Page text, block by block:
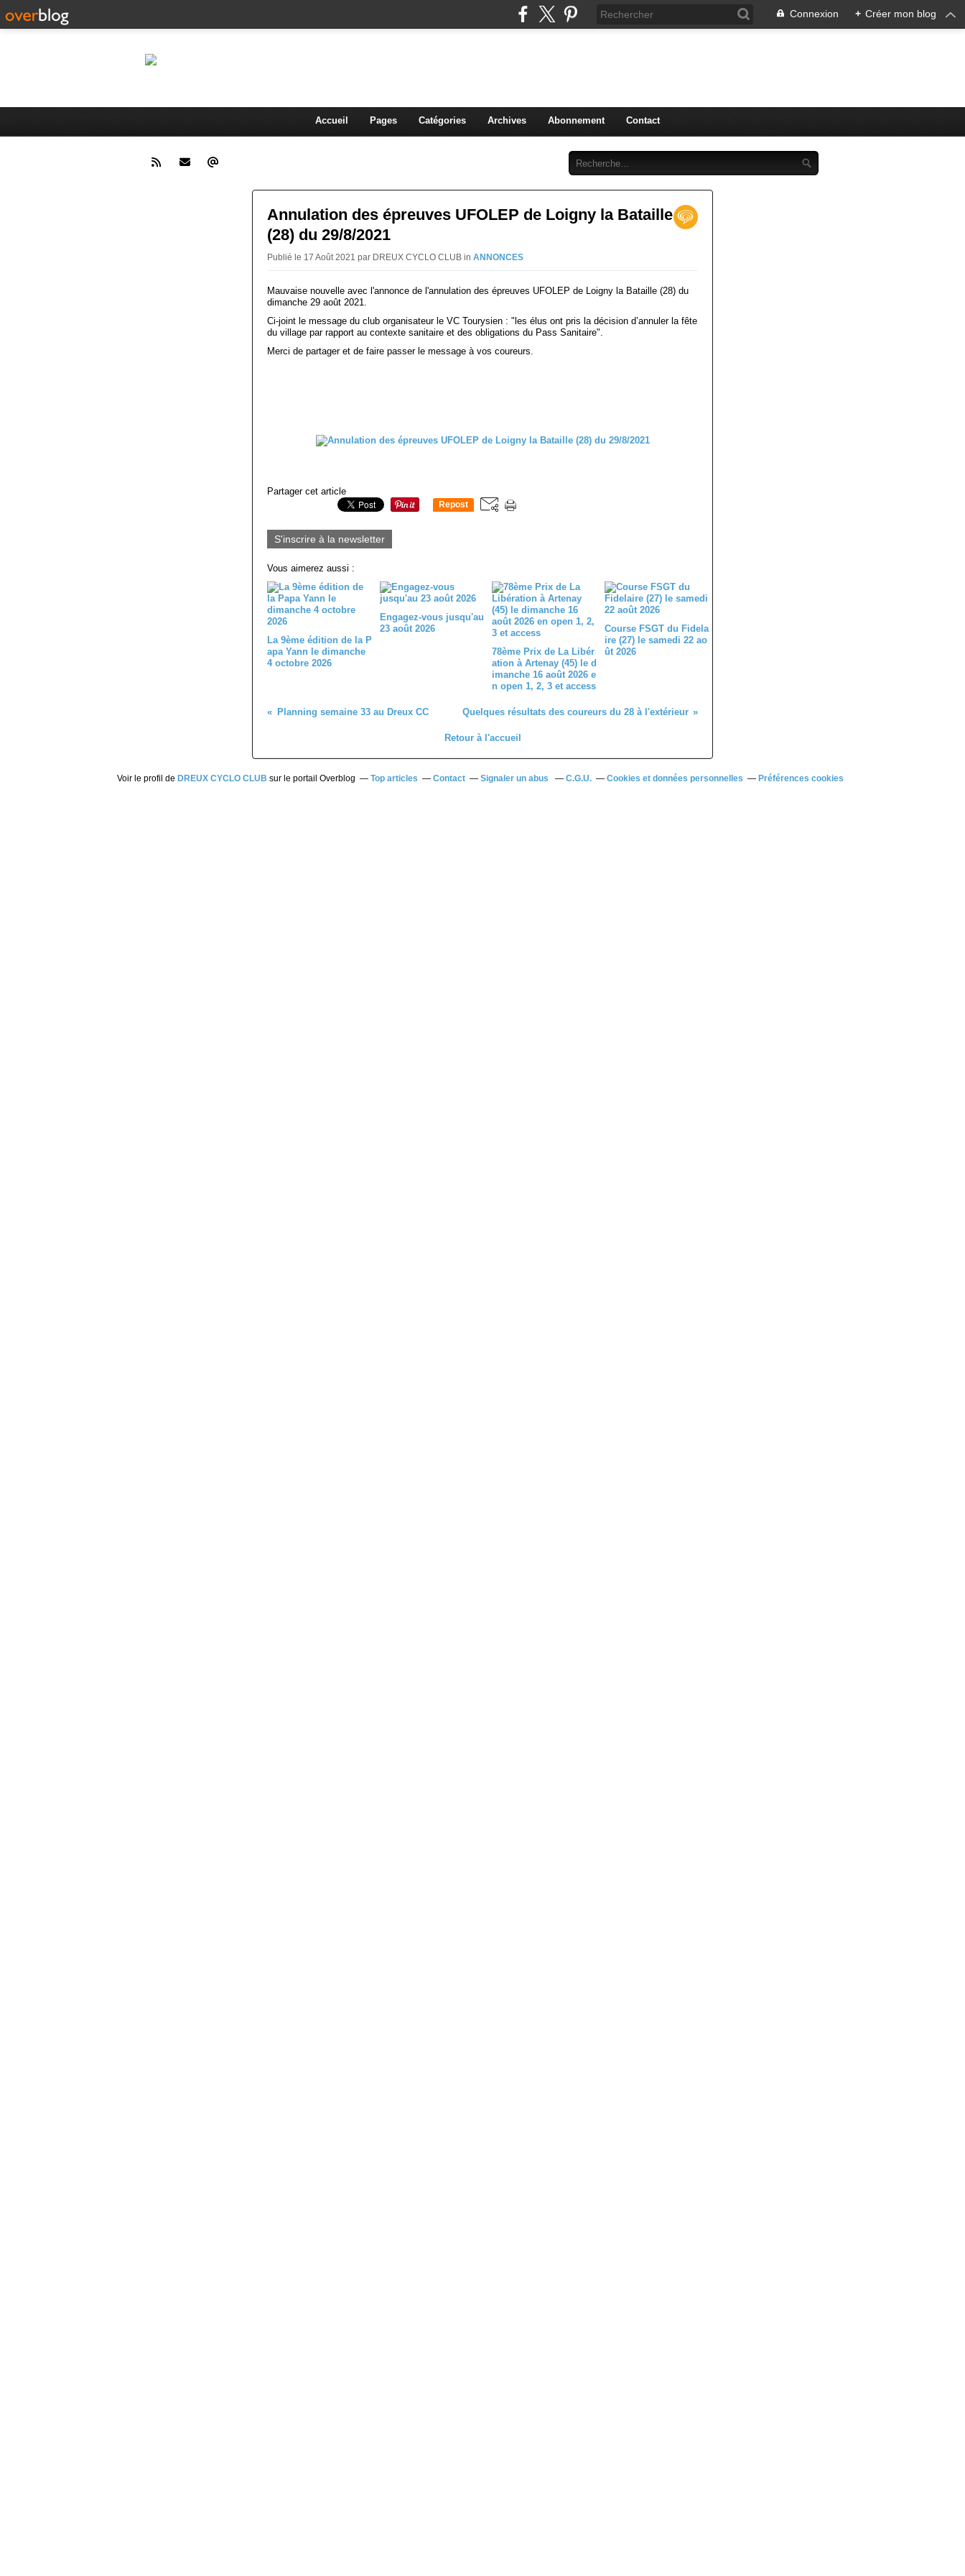
Connexion + Créer mon blog
Accueil Pages Catégories Archives Abonnement Contact
Annulation des épreuves UFOLEP de Loigny la Bataille
(28) du 29/8/2021
Publié le 17 Août 2021 par DREUX CYCLO CLUB in ANNONCES
Mauvaise nouvelle avec l'annonce de l'annulation des épreuves UFOLEP de Loigny la Bataille (28) du
dimanche 29 août 2021.
Ci-joint le message du club organisateur le VC Tourysien : "les élus ont pris la décision d’annuler la fête
du village par rapport au contexte sanitaire et des obligations du Pass Sanitaire".
Merci de partager et de faire passer le message à vos coureurs.
Partager cet article
Repost
S'inscrire à la newsletter
Vous aimerez aussi :
La 9ème édition de la P
apa Yann le dimanche
4 octobre 2026
Engagez-vous jusqu'au
23 août 2026
78ème Prix de La Libér
ation à Artenay (45) le d
imanche 16 août 2026 e
n open 1, 2, 3 et access
Course FSGT du Fidela
ire (27) le samedi 22 ao
ût 2026
Planning semaine 33 au Dreux CC Quelques résultats des coureurs du 28 à l'extérieur
Retour à l'accueil
Voir le profil de DREUX CYCLO CLUB sur le portail Overblog Top articles Contact Signaler un abus C.G.U. Cookies et données personnelles Préférences cookies